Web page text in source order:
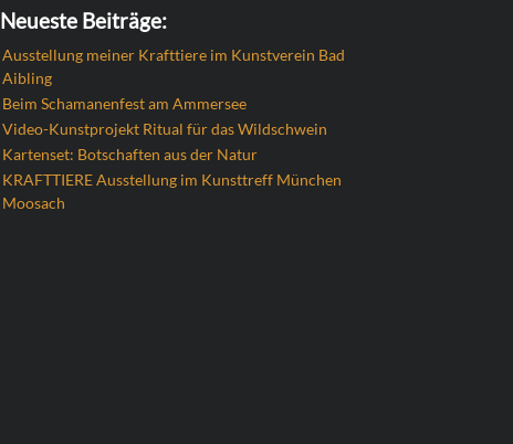
Neueste Beiträge:
Ausstellung meiner Krafttiere im Kunstverein Bad
Aibling
Beim Schamanenfest am Ammersee
Video-Kunstprojekt Ritual für das Wildschwein
Kartenset: Botschaften aus der Natur
KRAFTTIERE Ausstellung im Kunsttreff München
Moosach